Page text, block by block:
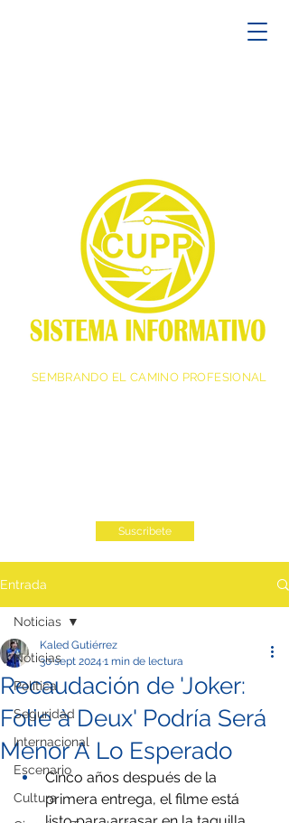
SEMBRANDO EL CAMINO PROFESIONAL
Suscribete
Entrada
Noticias
Política
Seguridad
Internacional
Escenario
Cultura
Noticias
Recaudación de 'Joker:
Folie à Deux' Podría Será
Menor A Lo Esperado
Kaled Gutiérrez
30 sept 2024 1 min de lectura
Cinco años después de la
primera entrega, el filme está